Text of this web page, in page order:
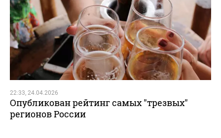
22:33, 24.04.2026
Опубликован рейтинг самых "трезвых"
регионов России